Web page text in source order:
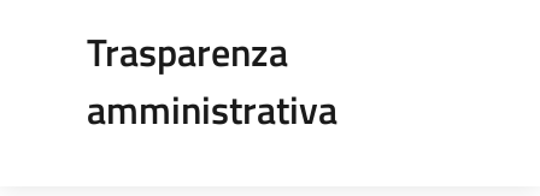
Trasparenza
amministrativa